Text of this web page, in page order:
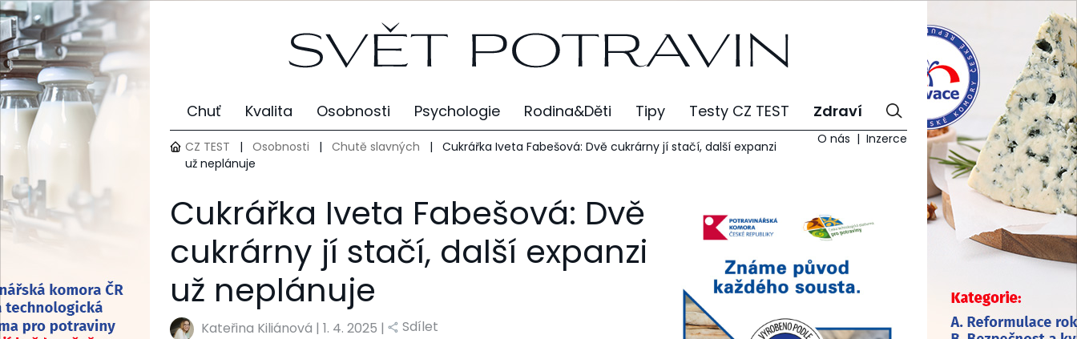
Chuť Kvalita Osobnosti Psychologie Rodina&Děti Tipy Testy CZ TEST Zdraví
CZ TEST | Osobnosti | Chutě slavných |
Cukrářka Iveta Fabešová: Dvě cukrárny jí stačí, další expanzi
už neplánuje
O nás Inzerce
Cukrářka Iveta Fabešová: Dvě
cukrárny jí stačí, další expanzi
už neplánuje
Kateřina Kiliánová | 1. 4. 2025 | Sdílet